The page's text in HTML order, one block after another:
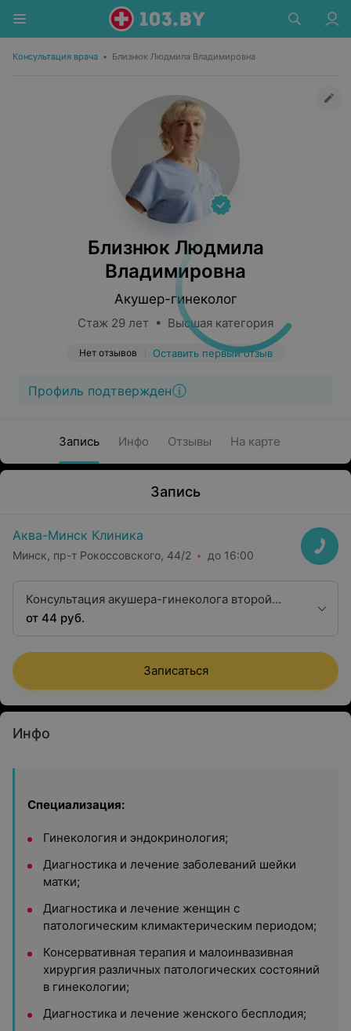
Консультация врача • Близнюк Людмила Владимировна
Близнюк Людмила
Владимировна
Акушер-гинеколог
Стаж 29 лет • Высшая категория
Нет отзывов Оставить первый отзыв
Профиль подтвержден
Запись Инфо Отзывы На карте
Запись
Аква-Минск Клиника
Минск, пр-т Рокоссовского, 44/2 до 16:00
Консультация акушера-гинеколога второй
квалификационной категории
от 44 руб.
Записаться
Инфо
Специализация:
Гинекология и эндокринология;
Диагностика и лечение заболеваний шейки
матки;
Диагностика и лечение женщин с
патологическим климактерическим периодом;
Консервативная терапия и малоинвазивная
хирургия различных патологических состояний
в гинекологии;
Диагностика и лечение женского бесплодия;